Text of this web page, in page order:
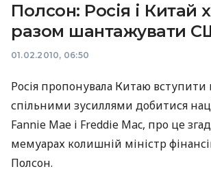
Полсон: Росія і Китай
разом шантажувати
01.02.2010, 06:50
Росія пропонувала Китаю вступити
спільними зусиллями добитися
Fannie Mae і Freddie Mac, про це
мемуарах колишній міністр
Полсон.